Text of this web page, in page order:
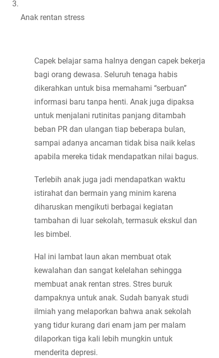
Anak rentan stress
Capek belajar sama halnya dengan capek bekerja
bagi orang dewasa. Seluruh tenaga habis
dikerahkan untuk bisa memahami “serbuan”
informasi baru tanpa henti. Anak juga dipaksa
untuk menjalani rutinitas panjang ditambah
beban PR dan ulangan tiap beberapa bulan,
sampai adanya ancaman tidak bisa naik kelas
apabila mereka tidak mendapatkan nilai bagus.
Terlebih anak juga jadi mendapatkan waktu
istirahat dan bermain yang minim karena
diharuskan mengikuti berbagai kegiatan
tambahan di luar sekolah, termasuk ekskul dan
les bimbel.
Hal ini lambat laun akan membuat otak
kewalahan dan sangat kelelahan sehingga
membuat anak rentan stres. Stres buruk
dampaknya untuk anak. Sudah banyak studi
ilmiah yang melaporkan bahwa anak sekolah
yang tidur kurang dari enam jam per malam
dilaporkan tiga kali lebih mungkin untuk
menderita depresi.